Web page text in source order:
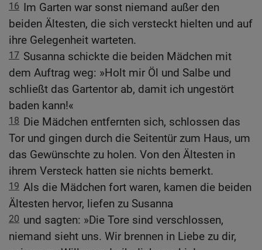
16 Im Garten war sonst niemand außer den
beiden Ältesten, die sich versteckt hielten und auf
ihre Gelegenheit warteten.
17 Susanna schickte die beiden Mädchen mit
dem Auftrag weg: »Holt mir Öl und Salbe und
schließt das Gartentor ab, damit ich ungestört
baden kann!«
18 Die Mädchen entfernten sich, schlossen das
Tor und gingen durch die Seitentür zum Haus, um
das Gewünschte zu holen. Von den Ältesten in
ihrem Versteck hatten sie nichts bemerkt.
19 Als die Mädchen fort waren, kamen die beiden
Ältesten hervor, liefen zu Susanna
20 und sagten: »Die Tore sind verschlossen,
niemand sieht uns. Wir brennen in Liebe zu dir,